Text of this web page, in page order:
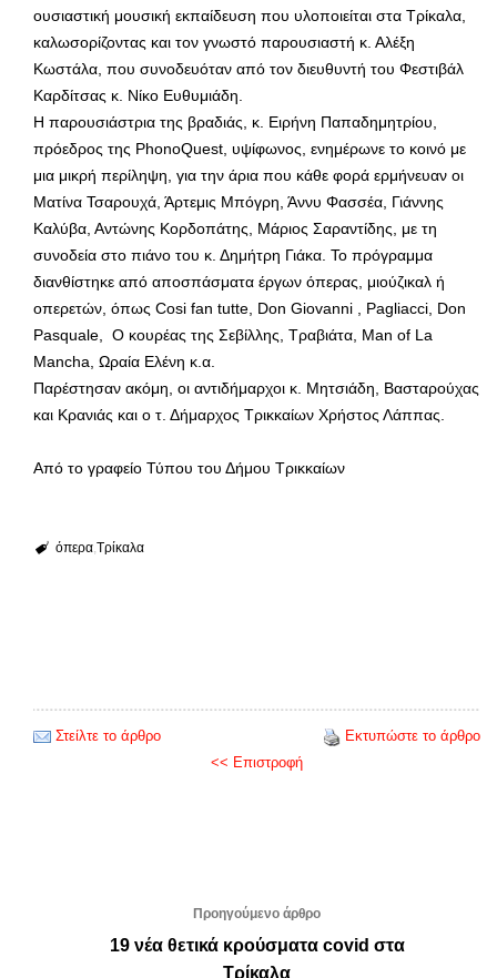
ουσιαστική μουσική εκπαίδευση που υλοποιείται στα Τρίκαλα,
καλωσορίζοντας και τον γνωστό παρουσιαστή κ. Αλέξη
Κωστάλα, που συνοδευόταν από τον διευθυντή του Φεστιβάλ
Καρδίτσας κ. Νίκο Ευθυμιάδη.
Η παρουσιάστρια της βραδιάς, κ. Ειρήνη Παπαδημητρίου,
πρόεδρος της PhonoQuest, υψίφωνος, ενημέρωνε το κοινό με
μια μικρή περίληψη, για την άρια που κάθε φορά ερμήνευαν οι
Ματίνα Τσαρουχά, Άρτεμις Μπόγρη, Άννυ Φασσέα, Γιάννης
Καλύβα, Αντώνης Κορδοπάτης, Μάριος Σαραντίδης, με τη
συνοδεία στο πιάνο του κ. Δημήτρη Γιάκα. Το πρόγραμμα
διανθίστηκε από αποσπάσματα έργων όπερας, μιούζικαλ ή
οπερετών, όπως Cosi fan tutte, Don Giovanni , Pagliacci, Don
Pasquale, Ο κουρέας της Σεβίλλης, Τραβιάτα, Man of La
Mancha, Ωραία Ελένη κ.α.
Παρέστησαν ακόμη, οι αντιδήμαρχοι κ. Μητσιάδη, Βασταρούχας
και Κρανιάς και ο τ. Δήμαρχος Τρικκαίων Χρήστος Λάππας.
Από το γραφείο Τύπου του Δήμου Τρικκαίων
όπερα Τρίκαλα
Στείλτε το άρθρο
Εκτυπώστε το άρθρο
<< Επιστροφή
Προηγούμενο άρθρο
19 νέα θετικά κρούσματα covid στα
Τρίκαλα